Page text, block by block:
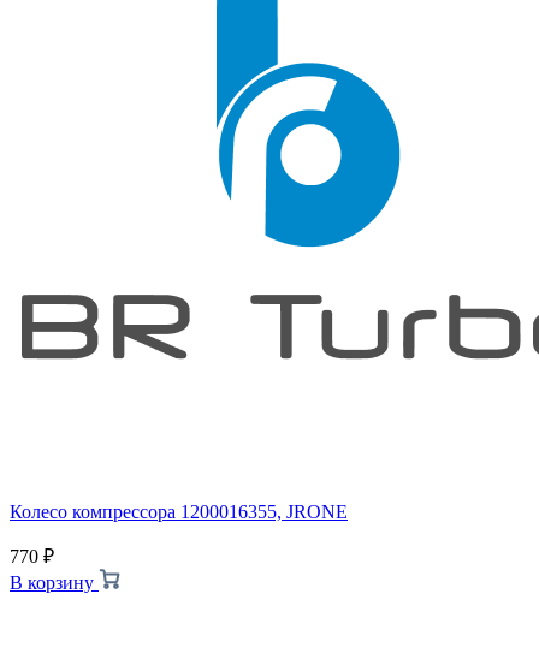
Колесо компрессора 1200016355, JRONE
770 ₽
В корзину